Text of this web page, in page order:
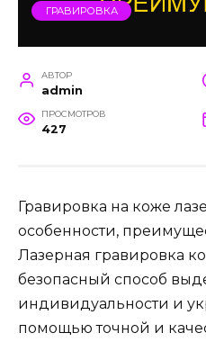
ГРАВИРОВКА
АВТОР
admin
ПРОСМОТРОВ
427
Гравировка на коже
особенности,
Лазерная гравировка
безопасный способ
индивидуальности и
помощью точной и